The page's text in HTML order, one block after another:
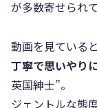
が多数寄せられ
動画を見ている
丁寧で思いやり
英国紳士”。
ジェントルな態